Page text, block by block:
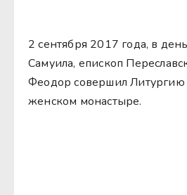
2 сентября 2017 года, в
Самуила, епископ
Феодор совершил Литургию
женском монастыре.